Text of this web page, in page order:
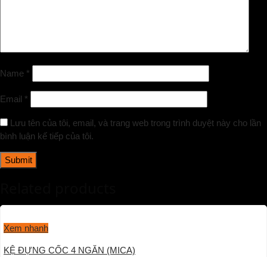
Name *
Email *
Lưu tên của tôi, email, và trang web trong trình duyệt này cho lần
bình luận kế tiếp của tôi.
Xem nhanh
KỆ ĐỰNG CỐC 4 NGĂN (MICA)